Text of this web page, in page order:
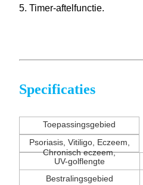
5. Timer-aftelfunctie.
Specificaties
Toepassingsgebied
Psoriasis, Vitiligo, Eczeem,
Chronisch eczeem,
UV-golflengte
Bestralingsgebied